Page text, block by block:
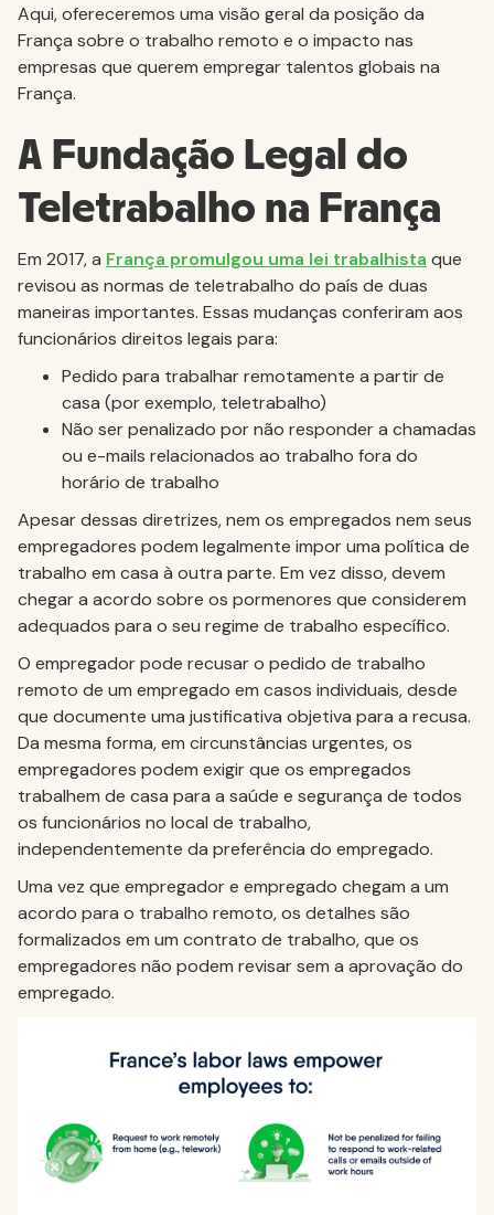
Aqui, ofereceremos uma visão geral da posição da
França sobre o trabalho remoto e o impacto nas
empresas que querem empregar talentos globais na
França.
A Fundação Legal do
Teletrabalho na França
Em 2017, a França promulgou uma lei trabalhista que
revisou as normas de teletrabalho do país de duas
maneiras importantes. Essas mudanças conferiram aos
funcionários direitos legais para:
Pedido para trabalhar remotamente a partir de
casa (por exemplo, teletrabalho)
Não ser penalizado por não responder a chamadas
ou e-mails relacionados ao trabalho fora do
horário de trabalho
Apesar dessas diretrizes, nem os empregados nem seus
empregadores podem legalmente impor uma política de
trabalho em casa à outra parte. Em vez disso, devem
chegar a acordo sobre os pormenores que considerem
adequados para o seu regime de trabalho específico.
O empregador pode recusar o pedido de trabalho
remoto de um empregado em casos individuais, desde
que documente uma justificativa objetiva para a recusa.
Da mesma forma, em circunstâncias urgentes, os
empregadores podem exigir que os empregados
trabalhem de casa para a saúde e segurança de todos
os funcionários no local de trabalho,
independentemente da preferência do empregado.
Uma vez que empregador e empregado chegam a um
acordo para o trabalho remoto, os detalhes são
formalizados em um contrato de trabalho, que os
empregadores não podem revisar sem a aprovação do
empregado.